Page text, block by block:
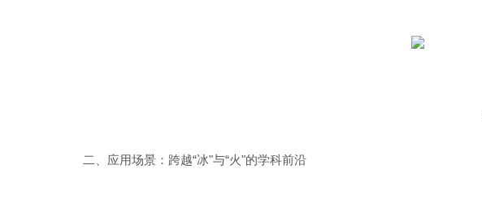
二、 应用场景：跨越“冰"与“火"的学科前沿